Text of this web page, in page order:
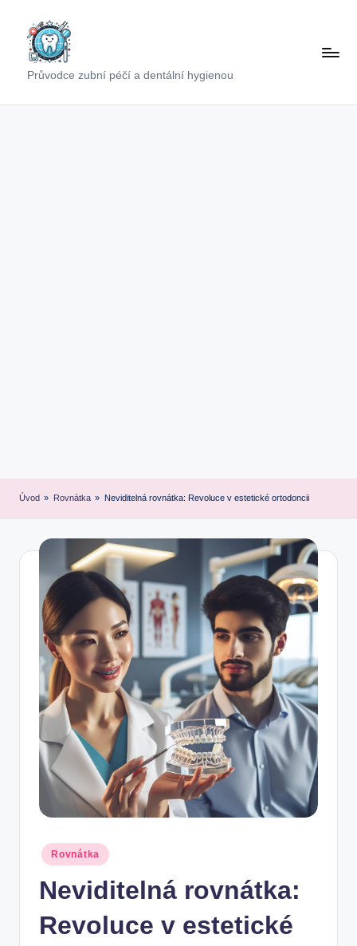
contentPrůvodce zubní péčí a dentální hygienou
Úvod » Rovnátka » Neviditelná rovnátka: Revoluce v estetické ortodoncii
Posted
in
Rovnátka
Neviditelná rovnátka:
Revoluce v estetické